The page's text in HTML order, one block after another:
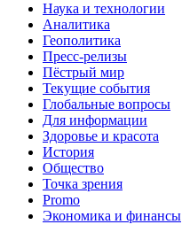
Наука и технологии
Аналитика
Геополитика
Пресс-релизы
Пёстрый мир
Текущие события
Глобальные вопросы
Для информации
Здоровье и красота
История
Общество
Точка зрения
Promo
Экономика и финансы